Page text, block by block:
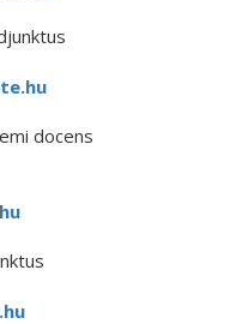
docens